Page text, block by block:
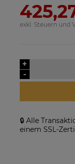
VERFÜGBARKEIT
exkl. Steuern und
-
+
🔒 Alle
einem SSL-